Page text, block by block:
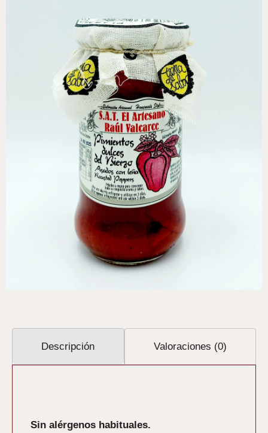
Descripción Valoraciones (0)
Sin alérgenos habituales.